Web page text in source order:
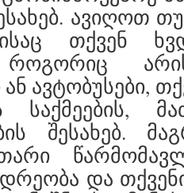
ავიღოთ
თქვენ
ავტობუსები,
საქმეების,
შესახებ.
და